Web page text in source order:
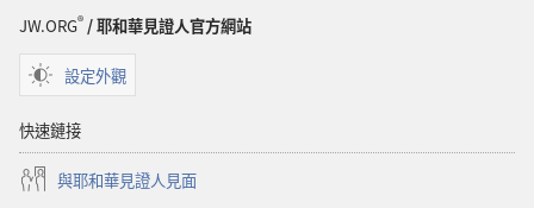
JW.ORG®/ 耶和華見證人官方網站
設定外觀
快速鏈接
與耶和華見證人見面